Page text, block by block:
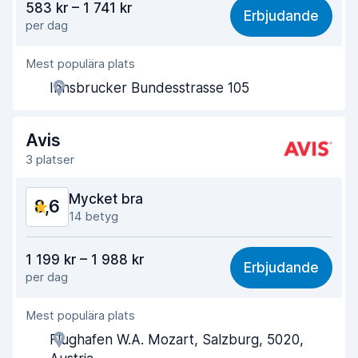
Lätt att hitta 8,3
Kvalitet på kundservice
Tid spenderad på avhämtning av bilen
Tid spenderad på återlämning av bilen
Bilens renlighet
Bilens övergripande skick
583 kr – 1 741 kr
per dag
Erbjudande
Mest populära plats
Innsbrucker Bundesstrasse 105
Avis
3 platser
8,6 Mycket bra
14 betyg
7,8
Lätt att hitta 8,9
Kvalitet på kundservice
Tid spenderad på avhämtning av bilen
1 199 kr – 1 988 kr
per dag
Erbjudande
Mest populära plats
Flughafen W.A. Mozart, Salzburg, 5020,